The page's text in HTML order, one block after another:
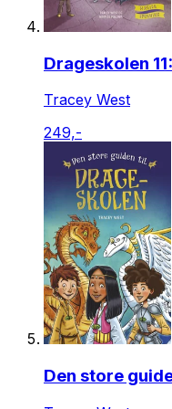
Drageskolen
Tracey West
249,-
Den store